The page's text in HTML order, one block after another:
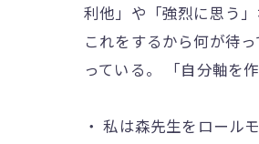
利他」や「強烈に思う
これをするから何が待
っている。 「自分軸を
・ 私は森先生をロール